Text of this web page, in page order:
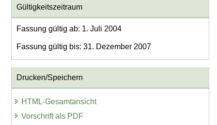
Gültigkeitszeitraum
Fassung gültig ab: 1. Juli 2004
Fassung gültig bis: 31. Dezember 2007
Drucken/Speichern
HTML-Gesamtansicht
Vorschrift als PDF